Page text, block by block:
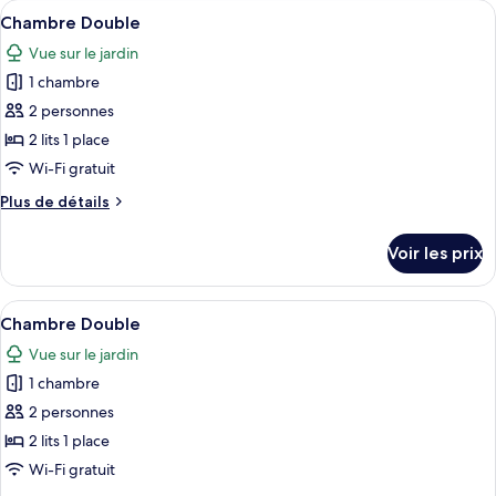
de
chambre
Chambre
Simple
Afficher
toutes
les
photos
pour
ce
type
chambre :
Une chambre dotée de deux lits
13
Chambre Double
Vue sur le jardin
1 chambre
2 personnes
2 lits 1 place
Wi-Fi gratuit
Plus de détails
Plus
le
type
de
chambre
Chambre
Double
Voir les prix
Afficher
toutes
les
photos
pour
ce
type
Une chambre dotée de deux lits
14
Chambre Double
Vue sur le jardin
1 chambre
2 personnes
2 lits 1 place
Wi-Fi gratuit